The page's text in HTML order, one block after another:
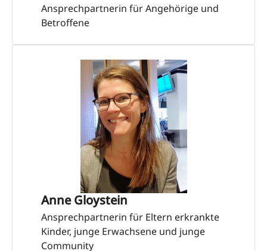
Ansprechpartnerin für Angehörige und
Betroffene
Anne Gloystein
Ansprechpartnerin für Eltern erkrankte
Kinder, junge Erwachsene und junge
Community